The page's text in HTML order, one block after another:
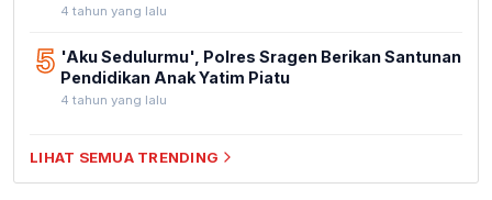
4 tahun yang lalu
5 'Aku Sedulurmu', Polres Sragen Berikan Santunan
Pendidikan Anak Yatim Piatu
4 tahun yang lalu
LIHAT SEMUA TRENDING